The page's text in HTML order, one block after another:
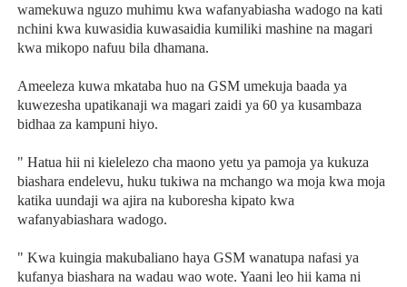
wamekuwa nguzo muhimu kwa wafanyabiasha wadogo na kati
nchini kwa kuwasidia kuwasaidia kumiliki mashine na magari
kwa mikopo nafuu bila dhamana.
Ameeleza kuwa mkataba huo na GSM umekuja baada ya
kuwezesha upatikanaji wa magari zaidi ya 60 ya kusambaza
bidhaa za kampuni hiyo.
" Hatua hii ni kielelezo cha maono yetu ya pamoja ya kukuza
biashara endelevu, huku tukiwa na mchango wa moja kwa moja
katika uundaji wa ajira na kuboresha kipato kwa
wafanyabiashara wadogo.
" Kwa kuingia makubaliano haya GSM wanatupa nafasi ya
kufanya biashara na wadau wao wote. Yaani leo hii kama ni